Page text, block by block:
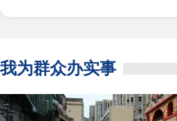
我为群众办实事